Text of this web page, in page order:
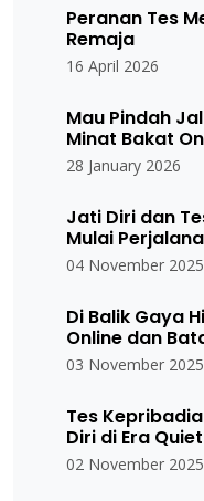
Peranan Tes
Remaja
16 April 2026
Mau Pindah
Minat Bakat
28 January 2026
Jati Diri dan
Mulai
04 November 2025
Di Balik Gaya
Online dan
03 November 2025
Tes
Diri di Era
02 November 2025